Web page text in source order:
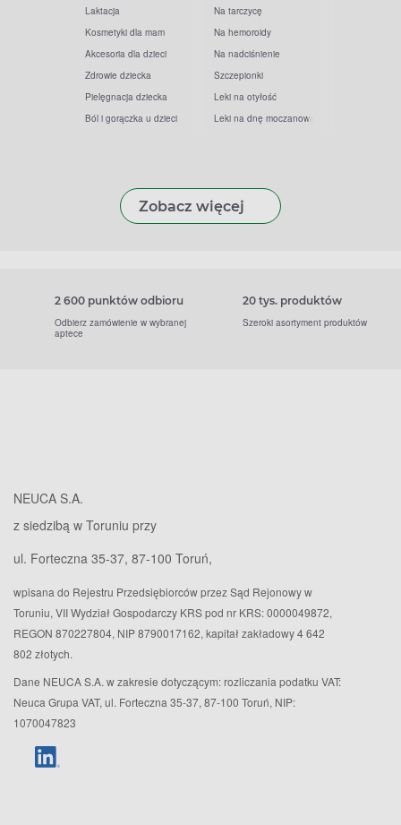
Laktacja
Kosmetyki dla mam
Akcesoria dla dzieci
Zdrowie dziecka
Pielęgnacja dziecka
Ból i gorączka u dzieci
Na tarczycę
Na hemoroidy
Na nadciśnienie
Szczepionki
Leki na otyłość
Leki na dnę moczanową
Zobacz więcej
2 600 punktów odbioru
Odbierz zamówienie w wybranej
aptece
20 tys. produktów
Szeroki asortyment produktów
NEUCA S.A.
z siedzibą w Toruniu przy
ul. Forteczna 35-37, 87-100 Toruń,
wpisana do Rejestru Przedsiębiorców przez Sąd Rejonowy w
Toruniu, VII Wydział Gospodarczy KRS pod nr KRS: 0000049872,
REGON 870227804, NIP 8790017162, kapitał zakładowy 4 642
802 złotych.
Dane NEUCA S.A. w zakresie dotyczącym: rozliczania podatku VAT:
Neuca Grupa VAT, ul. Forteczna 35-37, 87-100 Toruń, NIP:
1070047823